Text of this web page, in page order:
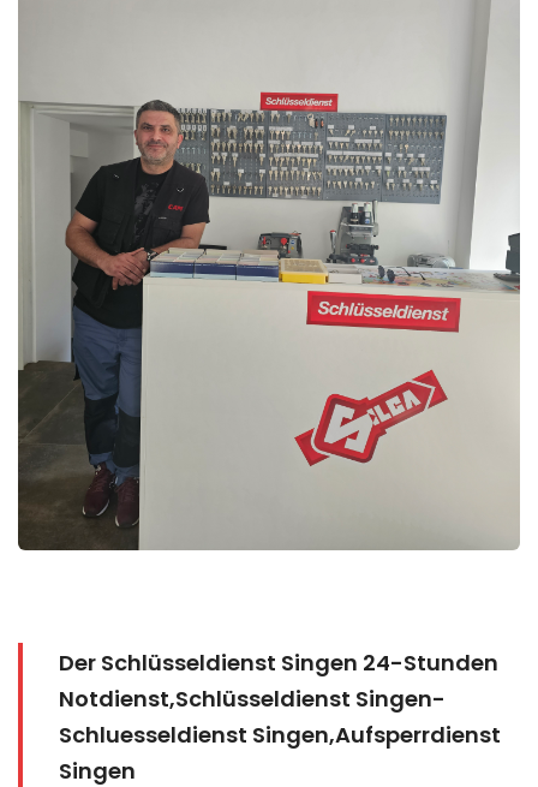
Der Schlüsseldienst Singen 24-Stunden
Notdienst,Schlüsseldienst Singen-
Schluesseldienst Singen,Aufsperrdienst
Singen